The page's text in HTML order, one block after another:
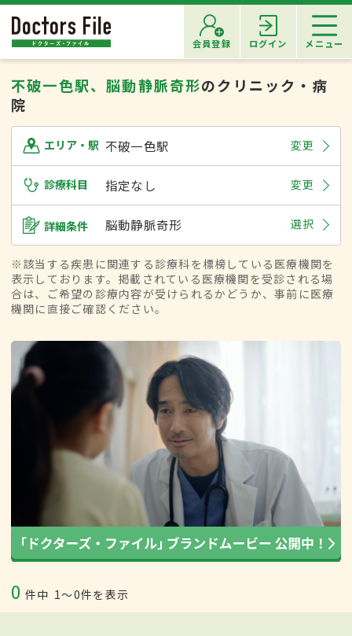
会員登録 ログイン メニュー
不破一色駅、脳動静脈奇形のクリニック・病
院
エリア・駅 不破一色駅 変更
診療科目 指定なし 変更
詳細条件 脳動静脈奇形 選択
※該当する疾患に関連する診療科を標榜している医療機関を
表示しております。掲載されている医療機関を受診される場
合は、ご希望の診療内容が受けられるかどうか、事前に医療
機関に直接ご確認ください。
0 件中 1〜0件を表示